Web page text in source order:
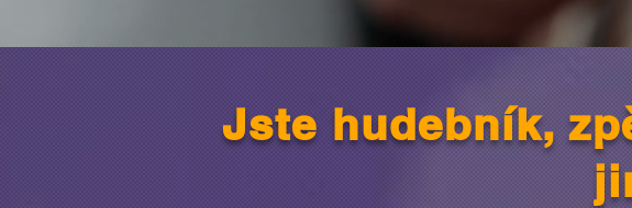
Jste hudebník,